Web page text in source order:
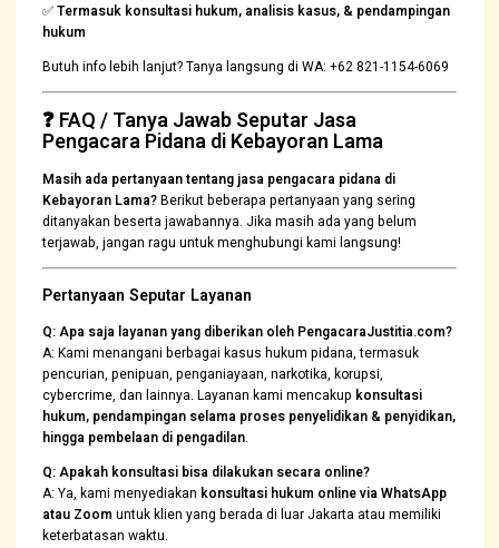
✅Termasuk konsultasi hukum, analisis kasus, & pendampingan
hukum
Butuh info lebih lanjut? Tanya langsung di WA: +62 821-1154-6069
❓FAQ / Tanya Jawab Seputar Jasa
Pengacara Pidana di Kebayoran Lama
Masih ada pertanyaan tentang jasa pengacara pidana di
Kebayoran Lama?Berikut beberapa pertanyaan yang sering
ditanyakan beserta jawabannya. Jika masih ada yang belum
terjawab, jangan ragu untuk menghubungi kami langsung!
Pertanyaan Seputar Layanan
Q: Apa saja layanan yang diberikan oleh PengacaraJustitia.com?
A: Kami menangani berbagai kasus hukum pidana, termasuk
pencurian, penipuan, penganiayaan, narkotika, korupsi,
cybercrime, dan lainnya. Layanan kami mencakup konsultasi
hukum, pendampingan selama proses penyelidikan & penyidikan,
hingga pembelaan di pengadilan.
Q: Apakah konsultasi bisa dilakukan secara online?
A: Ya, kami menyediakan konsultasi hukum online via WhatsApp
atau Zoom untuk klien yang berada di luar Jakarta atau memiliki
keterbatasan waktu.